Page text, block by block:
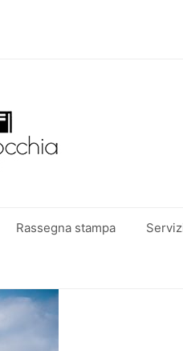
Rassegna stampa